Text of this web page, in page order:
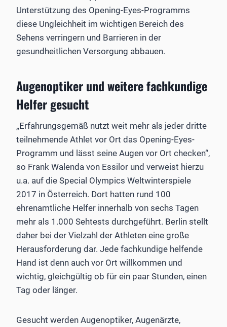
Unterstützung des Opening-Eyes-Programms
diese Ungleichheit im wichtigen Bereich des
Sehens verringern und Barrieren in der
gesundheitlichen Versorgung abbauen.
Augenoptiker und weitere fachkundige
Helfer gesucht
„Erfahrungsgemäß nutzt weit mehr als jeder dritte
teilnehmende Athlet vor Ort das Opening-Eyes-
Programm und lässt seine Augen vor Ort checken“,
so Frank Walenda von Essilor und verweist hierzu
u.a. auf die Special Olympics Weltwinterspiele
2017 in Österreich. Dort hatten rund 100
ehrenamtliche Helfer innerhalb von sechs Tagen
mehr als 1.000 Sehtests durchgeführt. Berlin stellt
daher bei der Vielzahl der Athleten eine große
Herausforderung dar. Jede fachkundige helfende
Hand ist denn auch vor Ort willkommen und
wichtig, gleichgültig ob für ein paar Stunden, einen
Tag oder länger.
Gesucht werden Augenoptiker, Augenärzte,